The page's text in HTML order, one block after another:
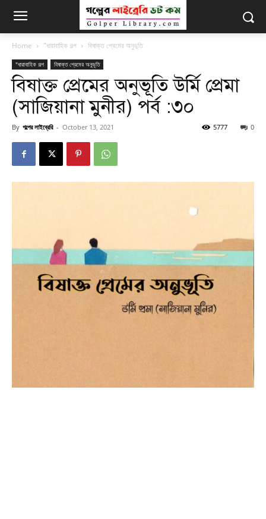
Home "ধারাবাহিক গল্প বিষাক্ত প্রেমের অনুভূতি
"ধারাবাহিক গল্প বিষাক্ত প্রেমের অনুভূতি
বিষাক্ত প্রেমের অনুভূতি উর্মি প্রেমা
(সাজিয়ানা মুনীর) পর্ব :৩০
By গল্পের লাইব্রেরি - October 13, 2021 0
5777